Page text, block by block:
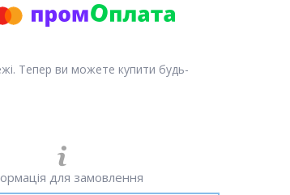
Тепер ви можете купити будь-
для замовлення